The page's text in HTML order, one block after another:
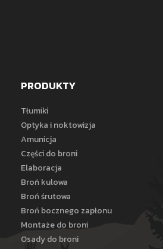
PRODUKTY
Tłumiki
Optyka i noktowizja
Amunicja
Części do broni
Elaboracja
Broń kulowa
Broń śrutowa
Broń bocznego zapłonu
Montaże do broni
Osady do broni